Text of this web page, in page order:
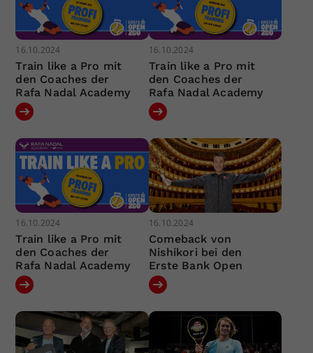
16.10.2024
Train like a Pro mit
den Coaches der
Rafa Nadal Academy
16.10.2024
Train like a Pro mit
den Coaches der
Rafa Nadal Academy
16.10.2024
Train like a Pro mit
den Coaches der
Rafa Nadal Academy
16.10.2024
Comeback von
Nishikori bei den
Erste Bank Open